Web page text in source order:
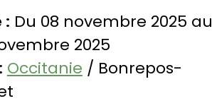
: Du 08 novembre 2025 au
2025
Occitanie / Bonrepos-